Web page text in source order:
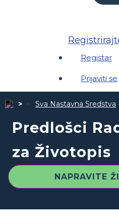
Registar
Prijaviti se
Sva Nastavna Sredstva
Predlošci
za Životopis
NAPRAVITE